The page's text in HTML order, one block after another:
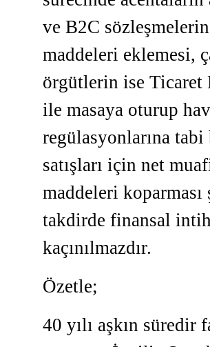
ve B2C
maddeleri eklemesi,
örgütlerin ise Ticaret
ile masaya oturup
regülasyonlarına
satışları için net
maddeleri koparması
takdirde finansal
kaçınılmazdır.
Özetle;
40 yılı aşkın süredir